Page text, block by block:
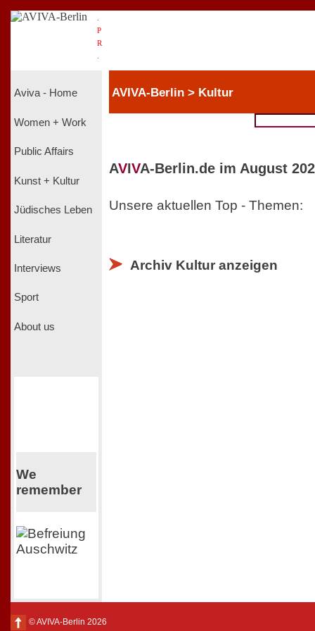
P
R
Aviva - Home
Women + Work
Public Affairs
Kunst + Kultur
Jüdisches Leben
Literatur
Interviews
Sport
About us
We
remember
AVIVA-Berlin > Kultur
AVIVA-Berlin.de im August
Unsere aktuellen Top - Themen:
Archiv Kultur anzeigen
© AVIVA-Berlin 2026